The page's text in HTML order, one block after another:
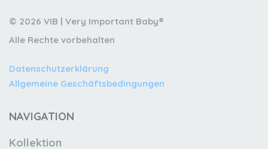
© 2026 VIB | Very Important Baby®
Alle Rechte vorbehalten
Datenschutzerklärung
Allgemeine Geschäftsbedingungen
NAVIGATION
Kollektion